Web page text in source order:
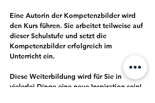
Eine Autorin der Kompetenzbilder wird
den Kurs führen. Sie arbeitet teilweise auf
dieser Schulstufe und setzt die
Kompetenzbilder erfolgreich im
Unterricht ein.
Diese Weiterbildung wird für Sie in
vielerlei Dinge eine neue Inspiration sein!